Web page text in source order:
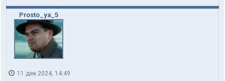
Prosto_ya_5
11 дек 2024, 14:49